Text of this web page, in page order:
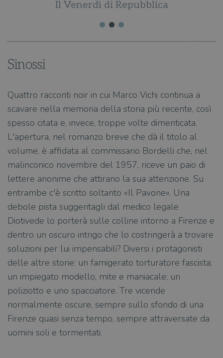
Il Venerdì di Repubblica
Sinossi
Quattro racconti noir in cui Marco Vichi continua a
scavare nella memoria della storia più recente, così
spesso citata e, invece, troppe volte dimenticata.
L'apertura, nel romanzo breve che dà il titolo al
volume, è affidata al commissario Bordelli che, nel
malinconico novembre del 1957, riceve un paio di
lettere anonime che attirano la sua attenzione. Su
entrambe c'è scritto soltanto «Il Pavone». Una
debole pista suggeritagli dal medico legale
Diotivede lo porterà sulle colline intorno a Firenze e
dentro un oscuro intrigo che lo costringerà a trovare
soluzioni per lui impensabili? Diversi i protagonisti
delle altre storie: un famigerato torturatore fascista;
un impiegato modello, mite e maniacale; un
poliziotto e uno spacciatore. Tre vicende
normalmente oscure, sempre sullo sfondo di una
Firenze quasi senza tempo, sempre attraversate da
uomini soli e tormentati.